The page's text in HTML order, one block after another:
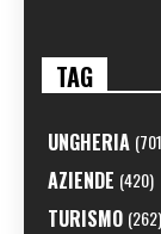
TAG
UNGHERIA
AZIENDE (420)
TURISMO (262)